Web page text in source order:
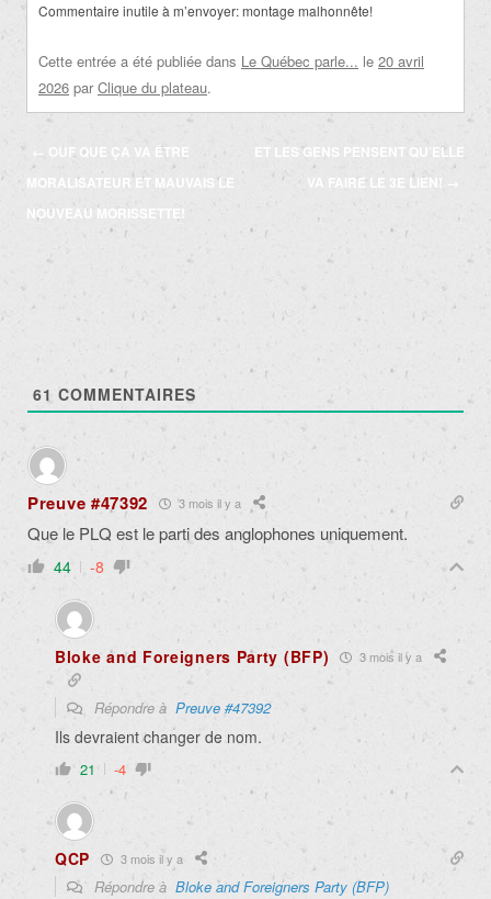
Commentaire inutile à m’envoyer: montage malhonnête!
Cette entrée a été publiée dans Le Québec parle... le 20 avril
2026 par Clique du plateau.
Navigation
des
articles
← OUF QUE ÇA VA ÊTRE
MORALISATEUR ET MAUVAIS LE
NOUVEAU MORISSETTE!
ET LES GENS PENSENT QU’ELLE
VA FAIRE LE 3E LIEN!
→
61 COMMENTAIRES
Preuve #47392 3 mois il y a
Que le PLQ est le parti des anglophones uniquement.
44 -8
Bloke and Foreigners Party (BFP) 3 mois il y a
Répondre à Preuve #47392
Ils devraient changer de nom.
21 -4
QCP 3 mois il y a
Répondre à Bloke and Foreigners Party (BFP)